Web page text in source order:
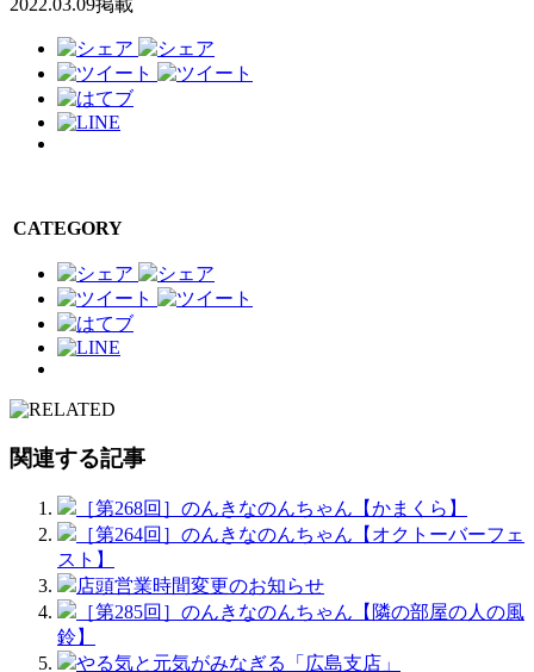
CATEGORY
関連する記事
［第268回］のんきなのんちゃん【かまくら】
［第264回］のんきなのんちゃん【オクトーバーフェ
スト】
店頭営業時間変更のお知らせ
［第285回］のんきなのんちゃん【隣の部屋の人の風
鈴】
やる気と元気がみなぎる「広島支店」